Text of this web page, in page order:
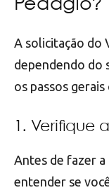
Pedágio?
A solicitação do
dependendo do
os passos
1. Verifique
Antes de fazer
entender se